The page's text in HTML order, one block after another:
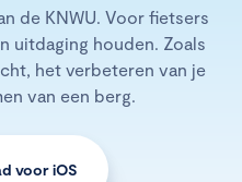
de KNWU. Voor fietsers
uitdaging houden. Zoals
het verbeteren van je
van een berg.
voor iOS